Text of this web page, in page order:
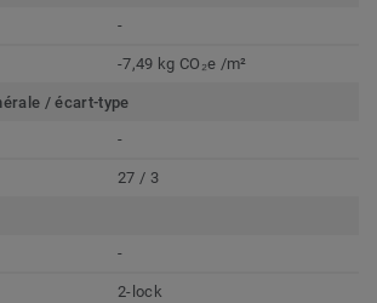
-
-7,49 kg CO₂e /m²
/ écart-type
-
27 / 3
-
2-lock